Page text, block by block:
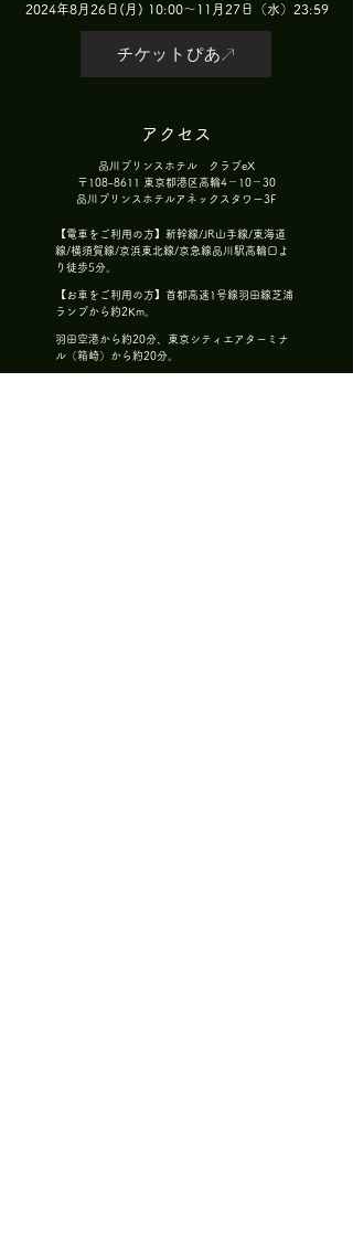
2024年8月26日(月) 10:00～11月27日（水）23:59
チケットぴあ
アクセス
品川プリンスホテル クラブeX
〒108-8611 東京都港区高輪4－10－30
品川プリンスホテルアネックスタワー3F
【電車をご利用の方】新幹線/JR山手線/東海道
線/横須賀線/京浜東北線/京急線品川駅高輪口よ
り徒歩5分。
【お車をご利用の方】首都高速1号線羽田線芝浦
ランプから約2Km。
羽田空港から約20分、東京シティエアターミナ
ル（箱崎）から約20分。